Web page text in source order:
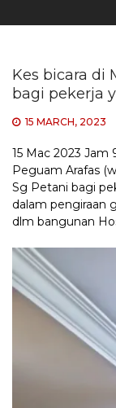
Kes bicara di
bagi pekerja
15 MARCH, 2023
15 Mac 2023 Jam
Peguam Arafas
Sg Petani bagi
dalam pengiraan
dlm bangunan